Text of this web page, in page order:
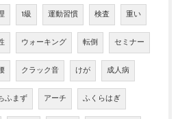
1級 運動習慣 検査 重い
ウォーキング 転倒 セミナー
クラック音 けが 成人病
ふまず アーチ ふくらはぎ